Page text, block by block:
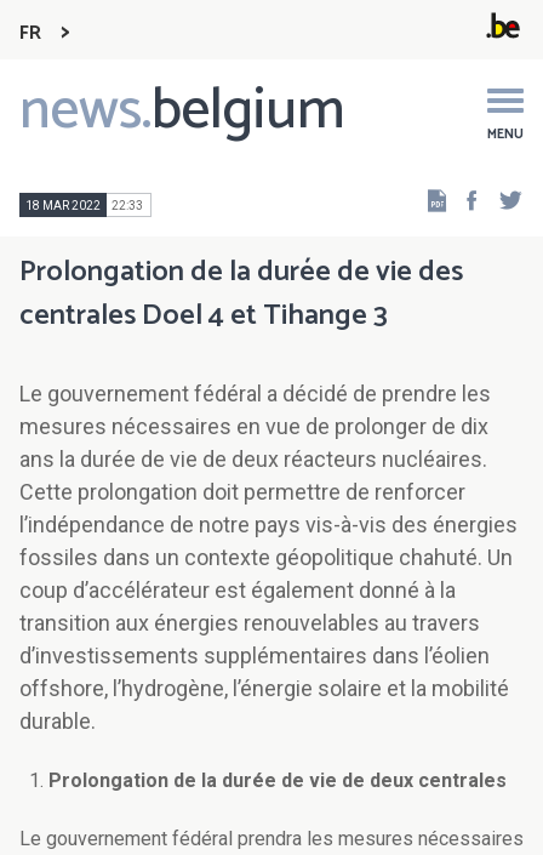
FR
news.belgium MENU
Main
navigation
18 MAR 2022 22:33
Prolongation de la durée de vie des
centrales Doel 4 et Tihange 3
Le gouvernement fédéral a décidé de prendre les
mesures nécessaires en vue de prolonger de dix
ans la durée de vie de deux réacteurs nucléaires.
Cette prolongation doit permettre de renforcer
l’indépendance de notre pays vis-à-vis des énergies
fossiles dans un contexte géopolitique chahuté. Un
coup d’accélérateur est également donné à la
transition aux énergies renouvelables au travers
d’investissements supplémentaires dans l’éolien
offshore, l’hydrogène, l’énergie solaire et la mobilité
durable.
Prolongation de la durée de vie de deux centrales
Le gouvernement fédéral prendra les mesures nécessaires